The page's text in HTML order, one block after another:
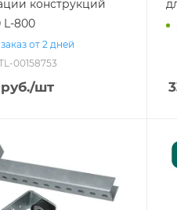
конструкций
L-800
от 2 дней
00158753
руб./шт